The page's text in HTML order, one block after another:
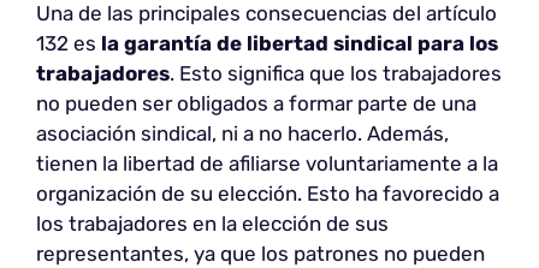
Una de las principales consecuencias del artículo
132 es la garantía de libertad sindical para los
trabajadores. Esto significa que los trabajadores
no pueden ser obligados a formar parte de una
asociación sindical, ni a no hacerlo. Además,
tienen la libertad de afiliarse voluntariamente a la
organización de su elección. Esto ha favorecido a
los trabajadores en la elección de sus
representantes, ya que los patrones no pueden